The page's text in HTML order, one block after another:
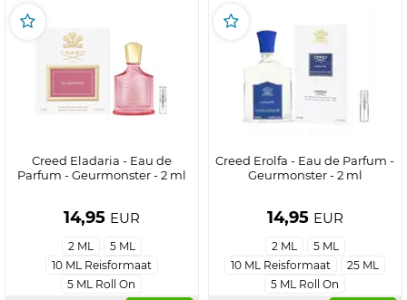
Creed Eladaria - Eau de
Parfum - Geurmonster - 2 ml
14,95 EUR
2 ML
5 ML
10 ML Reisformaat
5 ML Roll On
Creed Erolfa - Eau de Parfum -
Geurmonster - 2 ml
14,95 EUR
2 ML
5 ML
10 ML Reisformaat
25 ML
5 ML Roll On